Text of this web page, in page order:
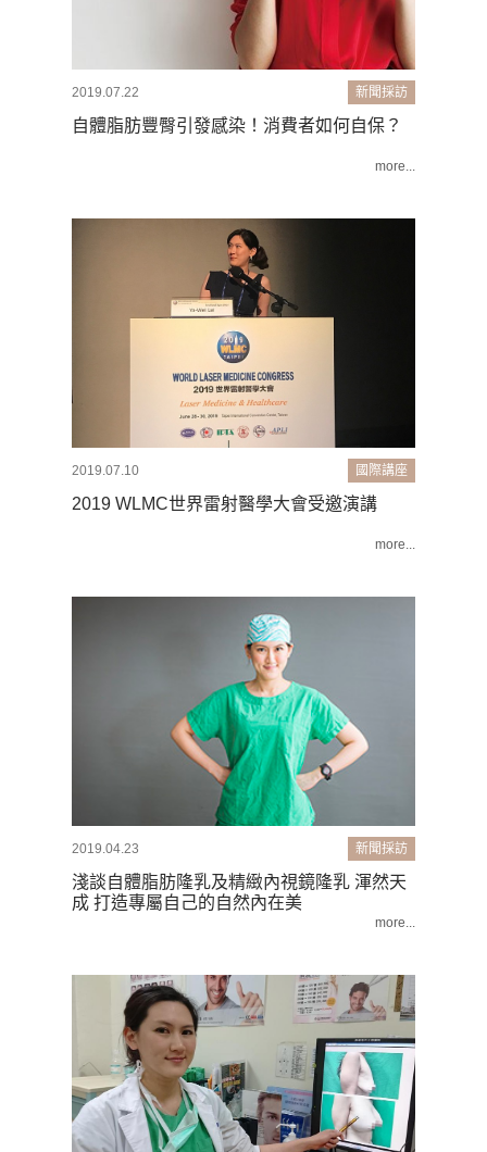
新聞採訪
2019.07.22
自體脂肪豐臀引發感染！消費者如何自保？
more...
國際講座
2019.07.10
2019 WLMC世界雷射醫學大會受邀演講
more...
新聞採訪
2019.04.23
淺談自體脂肪隆乳及精緻內視鏡隆乳 渾然天
成 打造專屬自己的自然內在美
more...